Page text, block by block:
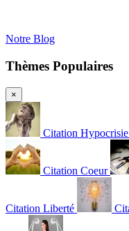
Notre Blog
Thèmes Populaires
×
Citation Hypocrisie
Citation Coeur
Citation Liberté